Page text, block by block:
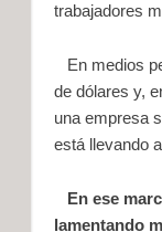
trabajadores
En medios
de dólares y,
una empresa
está llevando
En ese
lamentando